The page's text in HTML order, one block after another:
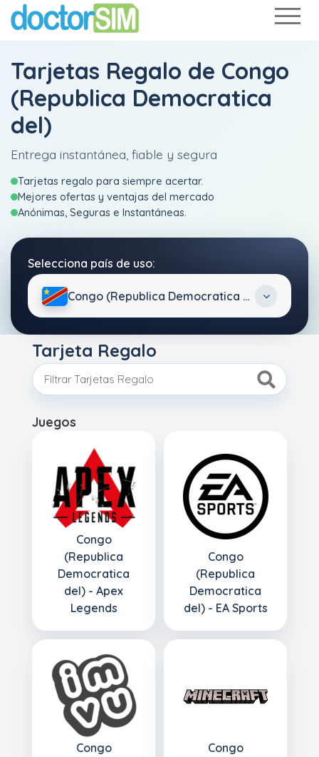
Tarjetas Regalo de Congo
(Republica Democratica
del)
Entrega instantánea, fiable y segura
Tarjetas regalo para siempre acertar.
Mejores ofertas y ventajas del mercado
Anónimas, Seguras e Instantáneas.
Selecciona país de uso:
Congo (Republica Democratica del)
Tarjeta Regalo
Juegos
Congo
(Republica
Democratica
del) - Apex
Legends
Congo
(Republica
Democratica
del) - EA Sports
Congo
Congo